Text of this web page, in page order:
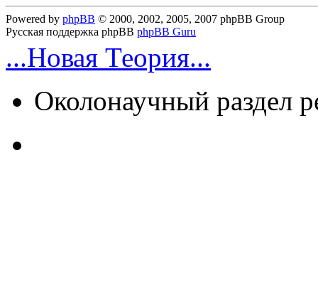
Powered by phpBB © 2000, 2002, 2005, 2007 phpBB Group
Русская поддержка phpBB phpBB Guru
...Новая Теория...
Околонаучный раздел